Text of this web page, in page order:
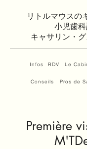
リトルマウスの
小児歯
キャサリン・
RDV Le
Conseils
Infos
Pros de
Première